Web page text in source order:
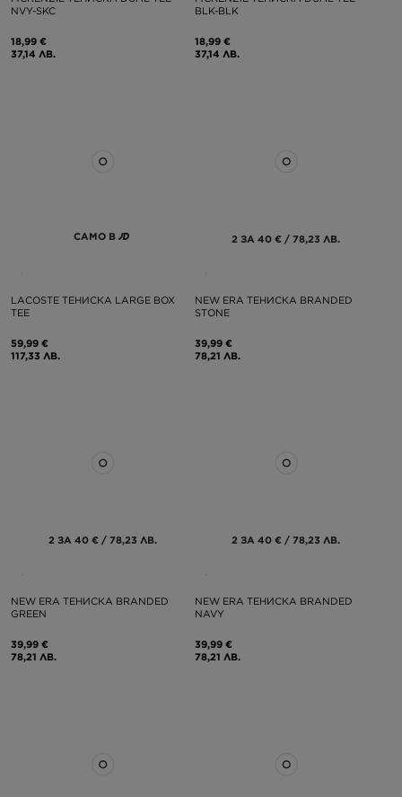
NVY-SKC
18,99 €
37,14 ЛВ.
BLK-BLK
18,99 €
37,14 ЛВ.
САМО В
LACOSTE ТЕНИСКА LARGE BOX
TEE
59,99 €
117,33 ЛВ.
2 ЗА 40 € / 78,23 ЛВ.
NEW ERA ТЕНИСКА BRANDED
STONE
39,99 €
78,21 ЛВ.
2 ЗА 40 € / 78,23 ЛВ.
NEW ERA ТЕНИСКА BRANDED
GREEN
39,99 €
78,21 ЛВ.
2 ЗА 40 € / 78,23 ЛВ.
NEW ERA ТЕНИСКА BRANDED
NAVY
39,99 €
78,21 ЛВ.